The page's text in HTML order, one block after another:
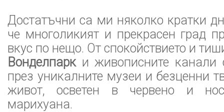
Достатъчни са ми няколко кратки
че многоликият и прекрасен град
вкус по нещо. От спокойствието и
Вонделпарк и живописните
през уникалните музеи и безценни
живот, осветен в червено и
марихуана.